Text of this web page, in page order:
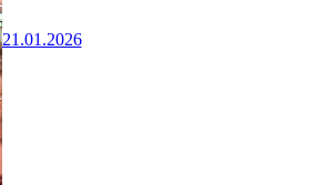
21.01.2026